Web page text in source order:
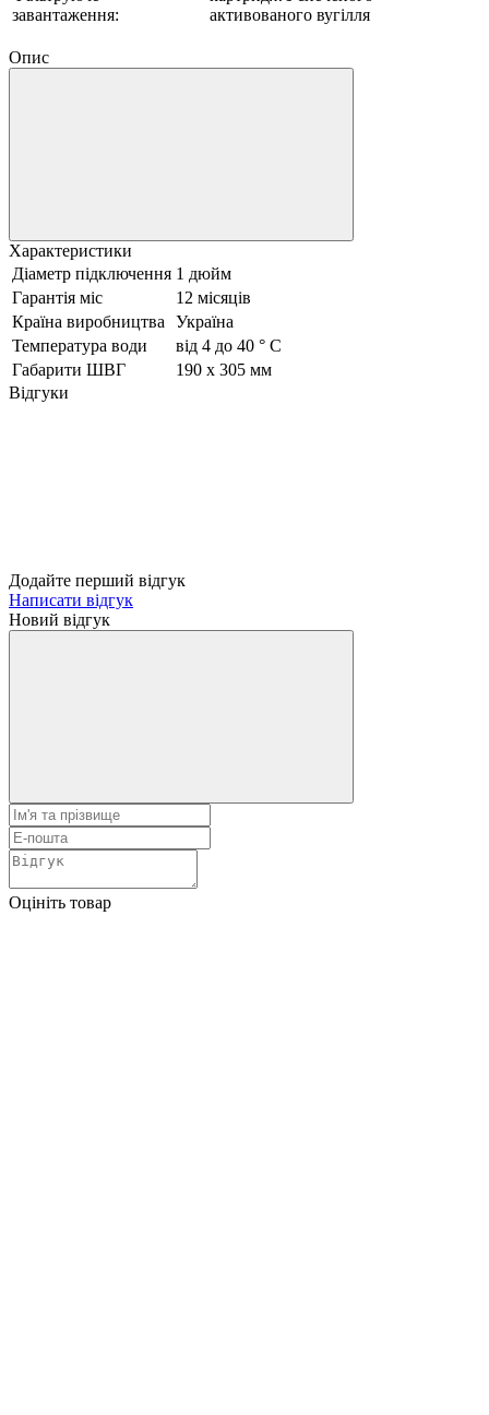
завантаження:
активованого вугілля
Опис
Характеристики
Діаметр підключення 1 дюйм
Гарантія міс
12 місяців
Країна виробництва
Україна
Температура води
від 4 до 40 ° C
Габарити ШВГ
190 х 305 мм
Відгуки
Додайте перший відгук
Написати відгук
Новий відгук
Оцініть товар